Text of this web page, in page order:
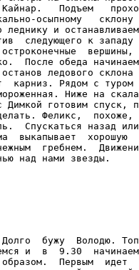
Подъем
осыпному   склону
и
следующего к
После обеда
ледового склона
карниз. Рядом с туром
Ниже на
готовим спуск,
Феликс,
Спускаться назад
выкапывает  хорошую
гребнем.
над нами звезды.
бужу  Володю.
и  в  9.30
Первым  идет